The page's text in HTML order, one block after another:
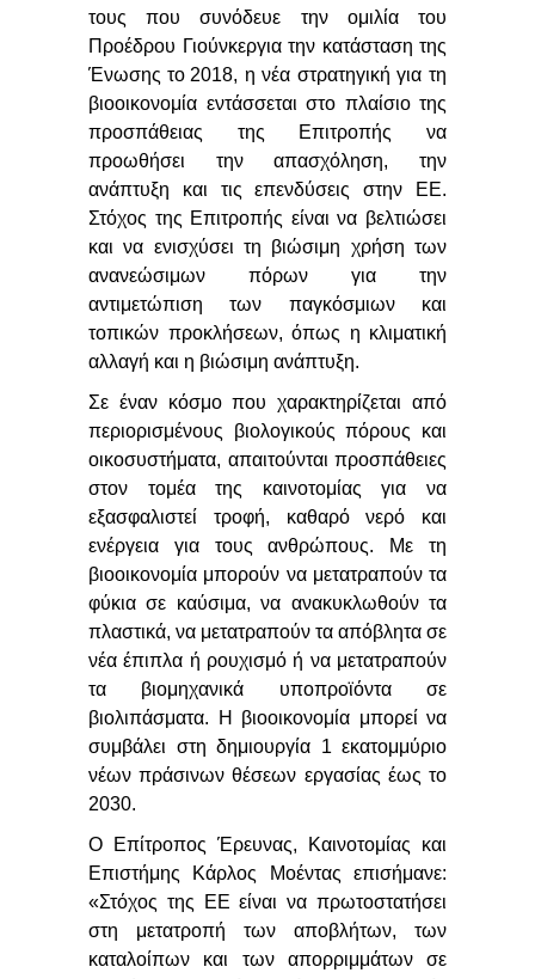
τους που συνόδευε την ομιλία του
Προέδρου Γιούνκεργια την κατάσταση της
Ένωσης το 2018, η νέα στρατηγική για τη
βιοοικονομία εντάσσεται στο πλαίσιο της
προσπάθειας της Επιτροπής να
προωθήσει την απασχόληση, την
ανάπτυξη και τις επενδύσεις στην ΕΕ.
Στόχος της Επιτροπής είναι να βελτιώσει
και να ενισχύσει τη βιώσιμη χρήση των
ανανεώσιμων πόρων για την
αντιμετώπιση των παγκόσμιων και
τοπικών προκλήσεων, όπως η κλιματική
αλλαγή και η βιώσιμη ανάπτυξη.
Σε έναν κόσμο που χαρακτηρίζεται από
περιορισμένους βιολογικούς πόρους και
οικοσυστήματα, απαιτούνται προσπάθειες
στον τομέα της καινοτομίας για να
εξασφαλιστεί τροφή, καθαρό νερό και
ενέργεια για τους ανθρώπους. Με τη
βιοοικονομία μπορούν να μετατραπούν τα
φύκια σε καύσιμα, να ανακυκλωθούν τα
πλαστικά, να μετατραπούν τα απόβλητα σε
νέα έπιπλα ή ρουχισμό ή να μετατραπούν
τα βιομηχανικά υποπροϊόντα σε
βιολιπάσματα. Η βιοοικονομία μπορεί να
συμβάλει στη δημιουργία 1 εκατομμύριο
νέων πράσινων θέσεων εργασίας έως το
2030.
Ο Επίτροπος Έρευνας, Καινοτομίας και
Επιστήμης Κάρλος
Μοένταςεπισήμανε:
«Στόχος της ΕΕ είναι να πρωτοστατήσει
στη μετατροπή των αποβλήτων, των
καταλοίπων και των απορριμμάτων σε